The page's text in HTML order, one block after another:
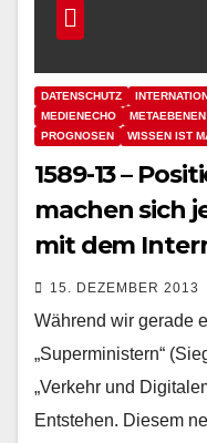
DATENSCHUTZ
MEDIENECHO
METAEBENEN
PROGNOSEN
WISSEN IST
1589-13 –
machen sich
mit dem
15. DEZEMBER 2013
Während wir gerade
„Superministern“
„Verkehr und
Entstehen. Diesem